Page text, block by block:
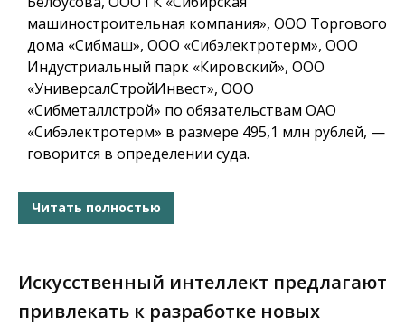
машиностроительная компания», ООО Торгового
дома «Сибмаш», ООО «Сибэлектротерм», ООО
Индустриальный парк «Кировский», ООО
«УниверсалСтройИнвест», ООО
«Сибметаллстрой» по обязательствам ОАО
«Сибэлектротерм» в размере 495,1 млн рублей, —
говорится в определении суда.
Читать полностью
Искусственный интеллект предлагают
привлекать к разработке новых